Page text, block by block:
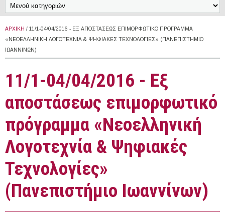
ΑΡΧΙΚΉ / 11/1-04/04/2016 - ΕΞ ΑΠΟΣΤΆΣΕΩΣ ΕΠΙΜΟΡΦΩΤΙΚΌ ΠΡΌΓΡΑΜΜΑ
«ΝΕΟΕΛΛΗΝΙΚΉ ΛΟΓΟΤΕΧΝΊΑ & ΨΗΦΙΑΚΈΣ ΤΕΧΝΟΛΟΓΊΕΣ» (ΠΑΝΕΠΙΣΤΉΜΙΟ
ΙΩΑΝΝΊΝΩΝ)
11/1-04/04/2016 - Εξ
αποστάσεως επιμορφωτικό
πρόγραμμα «Νεοελληνική
Λογοτεχνία & Ψηφιακές
Τεχνολογίες»
(Πανεπιστήμιο Ιωαννίνων)